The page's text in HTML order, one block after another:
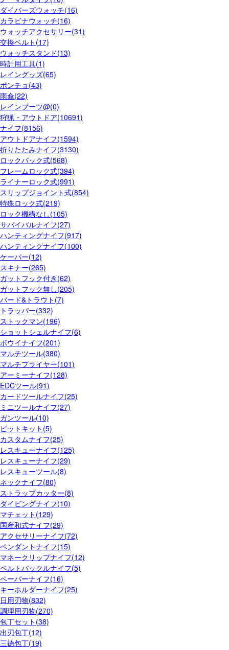
ダイバーズウォッチ(16)
カラビナウォッチ(16)
ウォッチアクセサリー(31)
交換ベルト(17)
ウォッチスタンド(13)
時計用工具(1)
レイングッズ(65)
ポンチョ(43)
雨傘(22)
レインブーツ@(0)
狩猟・アウトドア(10691)
ナイフ(8156)
アウトドアナイフ(1594)
折りたたみナイフ(3130)
ロックバック式(568)
フレームロック式(394)
ライナーロック式(991)
スリップジョイント式(854)
特殊ロック式(219)
ロック機構なし(105)
サバイバルナイフ(27)
ハンティングナイフ(917)
ハンティングナイフ(100)
ケーパー(12)
スキナー(265)
ガットフック付き(62)
ガットフック無し(205)
バード&トラウト(7)
トラッパー(332)
ストックマン(196)
ショットシェルナイフ(6)
ボウイナイフ(201)
マルチツール(380)
マルチプライヤー(101)
アーミーナイフ(128)
EDCツール(91)
カードツールナイフ(25)
ミニツールナイフ(27)
ガンツール(10)
ビットキット(5)
カスタムナイフ(25)
レスキューナイフ(125)
レスキューナイフ(29)
レスキューツール(8)
ネックナイフ(80)
ストラップカッター(8)
ダイビングナイフ(10)
マチェット(129)
国産和式ナイフ(29)
アクセサリーナイフ(72)
ペンダントナイフ(15)
マネークリップナイフ(12)
ベルトバックルナイフ(5)
ペーパーナイフ(16)
キーホルダーナイフ(25)
日用刃物(832)
調理用刃物(270)
包丁セット(38)
出刃包丁(12)
三徳包丁(19)